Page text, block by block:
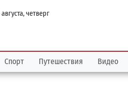
четверг
Спорт Путешествия Видео